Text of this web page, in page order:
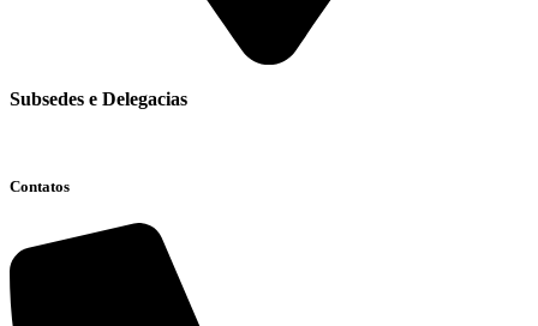
Subsedes e Delegacias
Contatos